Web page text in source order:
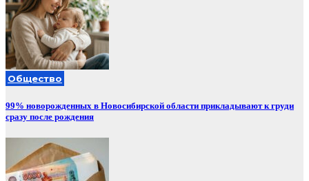
Общество
99% новорожденных в Новосибирской области прикладывают к груди
сразу после рождения